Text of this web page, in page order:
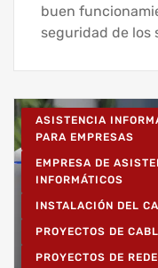
buen
seguridad de los
ASISTENCIA
PARA EMPRESAS
EMPRESA DE
INFORMÁTICOS
INSTALACIÓN DEL
PROYECTOS DE
PROYECTOS DE